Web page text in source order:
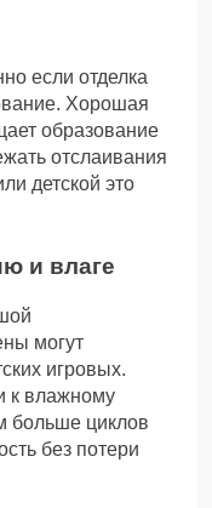
если отделка
Хорошая
образование
отслаивания
детской это
и влаге
могут
игровых.
к влажному
больше циклов
без потери